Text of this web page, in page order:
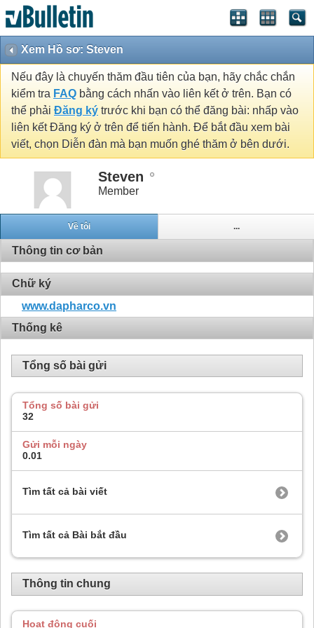
Xem Hồ sơ: Steven
Nếu đây là chuyến thăm đầu tiên của bạn, hãy chắc chắn
kiểm tra FAQ bằng cách nhấn vào liên kết ở trên. Bạn có
thể phải Đăng ký trước khi bạn có thể đăng bài: nhấp vào
liên kết Đăng ký ở trên để tiến hành. Để bắt đầu xem bài
viết, chọn Diễn đàn mà bạn muốn ghé thăm ở bên dưới.
Steven
Member
Về tôi ...
Thông tin cơ bản
Chữ ký
www.dapharco.vn
Thống kê
Tổng số bài gửi
Tổng số bài gửi
32
Gửi mỗi ngày
0.01
Tìm tất cả bài viết
Tìm tất cả Bài bắt đầu
Thông tin chung
Hoạt động cuối